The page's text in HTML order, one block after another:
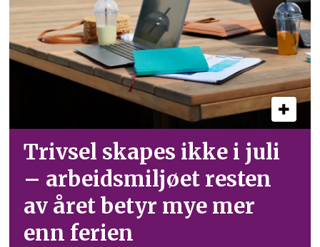
Trivsel skapes ikke i juli
– arbeid­smiljøet resten
av året betyr mye mer
enn ferien